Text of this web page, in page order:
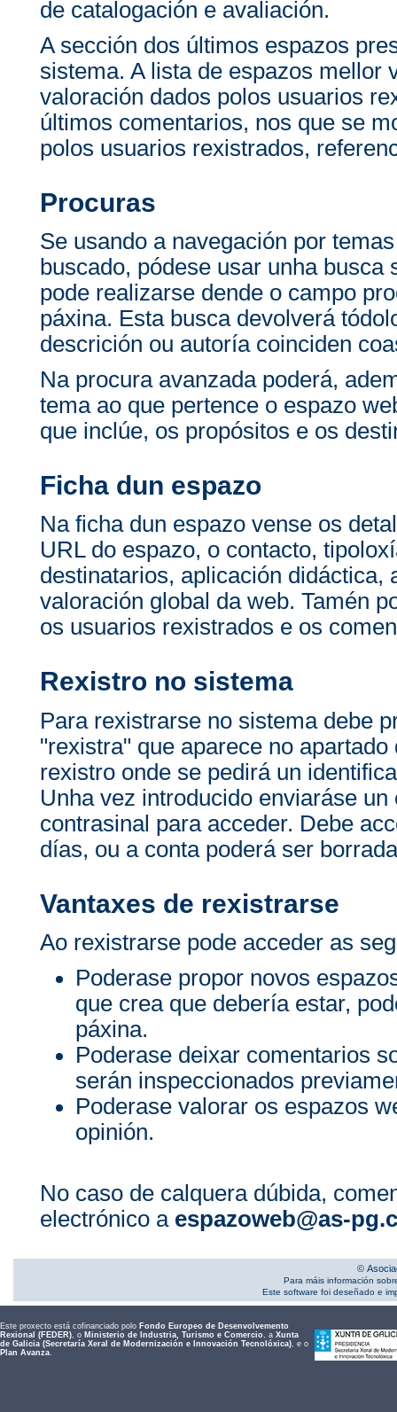
de catalogación e avaliación.
A sección dos últimos espazos
sistema. A lista de espazos mellor
valoración dados polos usuarios
últimos comentarios, nos que se
polos usuarios rexistrados,
Procuras
Se usando a navegación por
buscado, pódese usar unha
pode realizarse dende o campo
páxina. Esta busca devolverá
descrición ou autoría coinciden
Na procura avanzada poderá,
tema ao que pertence o espazo
que inclúe, os propósitos e os
Ficha dun espazo
Na ficha dun espazo vense os
URL do espazo, o contacto,
destinatarios, aplicación didáctica,
valoración global da web. Tamén
os usuarios rexistrados e os
Rexistro no sistema
Para rexistrarse no sistema debe
"rexistra" que aparece no
rexistro onde se pedirá un
Unha vez introducido enviaráse
contrasinal para acceder. Debe
días, ou a conta poderá ser
Vantaxes de rexistrarse
Ao rexistrarse pode acceder as
Poderase propor novos
que crea que debería estar,
páxina.
Poderase deixar comentarios
serán inspeccionados
Poderase valorar os espazos
opinión.
No caso de calquera dúbida,
electrónico a espazoweb@as-
©
Para máis información
Este software foi deseñado e
Este proxecto está cofinanciado polo Fondo Europeo de Desenvolvemento
Rexional (FEDER) , o Ministerio de Industria, Turismo e Comercio , a Xunta
de Galicia (Secretaría Xeral de Modernización e Innovación Tecnolóxica) , e o
Plan Avanza